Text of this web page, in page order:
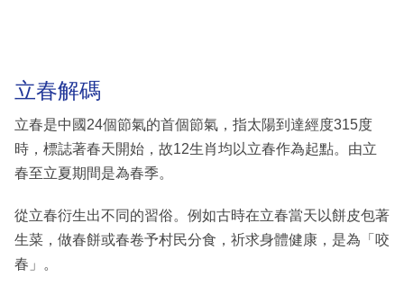
立春解碼
立春是中國24個節氣的首個節氣，指太陽到達經度315度
時，標誌著春天開始，故12生肖均以立春作為起點。由立
春至立夏期間是為春季。
從立春衍生出不同的習俗。例如古時在立春當天以餅皮包著
生菜，做春餅或春卷予村民分食，祈求身體健康，是為「咬
春」。